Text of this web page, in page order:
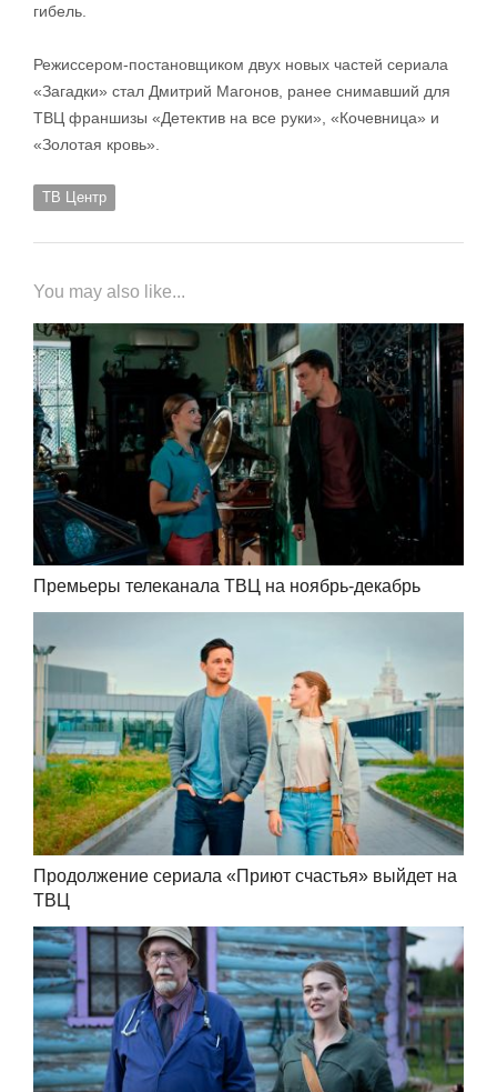
гибель.
Режиссером-постановщиком двух новых частей сериала
«Загадки» стал Дмитрий Магонов, ранее снимавший для
ТВЦ франшизы «Детектив на все руки», «Кочевница» и
«Золотая кровь».
ТВ Центр
You may also like...
Премьеры телеканала ТВЦ на ноябрь-декабрь
Продолжение сериала «Приют счастья» выйдет на
ТВЦ